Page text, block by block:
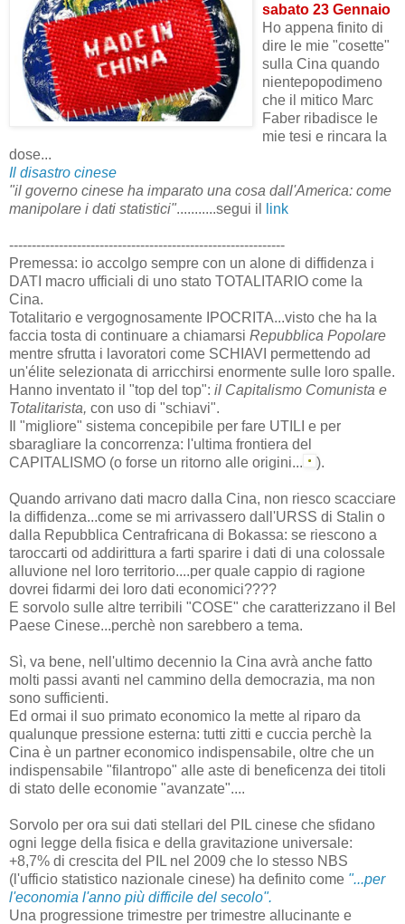
sabato 23 Gennaio
Ho appena finito di
dire le mie "cosette"
sulla Cina quando
nientepopodimeno
che il mitico Marc
Faber ribadisce le
mie tesi e rincara la
dose...
Il disastro cinese
"il governo cinese ha imparato una cosa dall'America: come
manipolare i dati statistici"...........segui il link
-------------------------------------------------------------
Premessa: io accolgo sempre con un alone di diffidenza i
DATI macro ufficiali di uno stato TOTALITARIO come la
Cina.
Totalitario e vergognosamente IPOCRITA...visto che ha la
faccia tosta di continuare a chiamarsi Repubblica Popolare
mentre sfrutta i lavoratori come SCHIAVI permettendo ad
un'élite selezionata di arricchirsi enormente sulle loro spalle.
Hanno inventato il "top del top": il Capitalismo Comunista e
Totalitarista, con uso di "schiavi".
Il "migliore" sistema concepibile per fare UTILI e per
sbaragliare la concorrenza: l'ultima frontiera del
CAPITALISMO (o forse un ritorno alle origini...
).
Quando arrivano dati macro dalla Cina, non riesco scacciare
la diffidenza...come se mi arrivassero dall'URSS di Stalin o
dalla Repubblica Centrafricana di Bokassa: se riescono a
taroccarti od addirittura a farti sparire i dati di una colossale
alluvione nel loro territorio....per quale cappio di ragione
dovrei fidarmi dei loro dati economici????
E sorvolo sulle altre terribili "COSE" che caratterizzano il Bel
Paese Cinese...perchè non sarebbero a tema.
Sì, va bene, nell'ultimo decennio la Cina avrà anche fatto
molti passi avanti nel cammino della democrazia, ma non
sono sufficienti.
Ed ormai il suo primato economico la mette al riparo da
qualunque pressione esterna: tutti zitti e cuccia perchè la
Cina è un partner economico indispensabile, oltre che un
indispensabile "filantropo" alle aste di beneficenza dei titoli
di stato delle economie "avanzate"....
Sorvolo per ora sui dati stellari del PIL cinese che sfidano
ogni legge della fisica e della gravitazione universale:
+8,7% di crescita del PIL nel 2009 che lo stesso NBS
(l'ufficio statistico nazionale cinese) ha definito come "...per
l'economia l'anno più difficile del secolo".
Una progressione trimestre per trimestre allucinante e